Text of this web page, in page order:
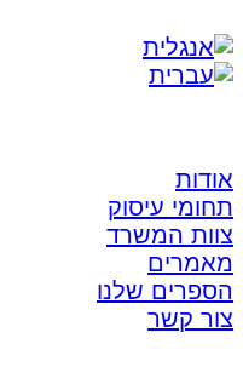
אודות
תחומי עיסוק
צוות המשרד
מאמרים
הספרים שלנו
צור קשר